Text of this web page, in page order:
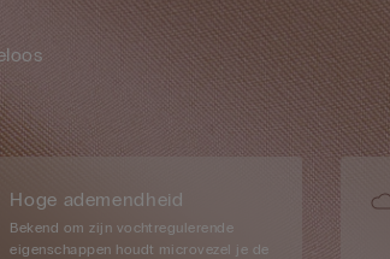
Hoge ademendheid
Bekend om zijn vochtregulerende
eigenschappen houdt microvezel je de